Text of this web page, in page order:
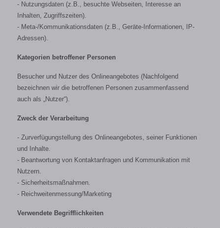
- Nutzungsdaten (z.B., besuchte Webseiten, Interesse an
Inhalten, Zugriffszeiten).
- Meta-/Kommunikationsdaten (z.B., Geräte-Informationen, IP-
Adressen).
Kategorien betroffener Personen
Besucher und Nutzer des Onlineangebotes (Nachfolgend
bezeichnen wir die betroffenen Personen zusammenfassend
auch als „Nutzer“).
Zweck der Verarbeitung
- Zurverfügungstellung des Onlineangebotes, seiner Funktionen
und Inhalte.
- Beantwortung von Kontaktanfragen und Kommunikation mit
Nutzern.
- Sicherheitsmaßnahmen.
- Reichweitenmessung/Marketing
Verwendete Begrifflichkeiten